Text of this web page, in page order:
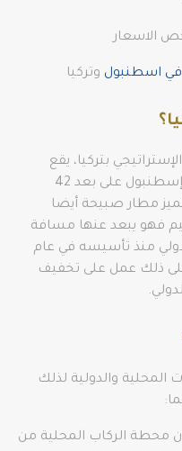
الاسعار
في اسطنبول وتركيا
بتركيا، يقع
المطار في القسم الأسيوي لمدينة إسطنبول على بعد 42
مطار صبيحة أيضا
فهو يبعد عنها مسافة
منذ تأسيسه في عام
على ذلك عمل على تخفيف
المحلية والدولية لذلك
محطة الركاب المحلية من